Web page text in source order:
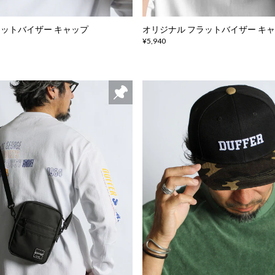
トバイザー キャップ オリジナル フラットバイザー キ
¥5,940